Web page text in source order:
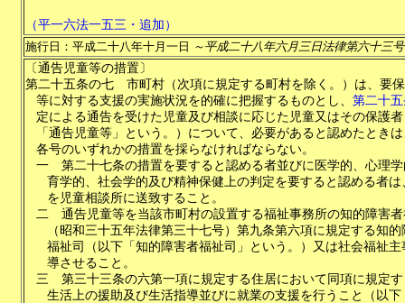
（平一六法一五三・追加）
施行日：平成二十八年十月一日 ～平成二十八年六月三日法律第六十三
〔通告児童等の措置〕
第二十五条の七
市町村（次項に規定する町村を除く。）は、要
等に対する支援の実施状況を的確に把握するものとし、 第二十五
定による通告を受けた児童及び相談に応じた児童又はその保護
「通告児童等」という。）について、必要があると認めたとき
各号のいずれかの措置を採らなければならない。
一
第二十七条の措置を要すると認める者並びに医学的、心理
育学的、社会学的及び精神保健上の判定を要すると認める者は
を児童相談所に送致すること。
二
通告児童等を当該市町村の設置する福祉事務所の知的障害
（昭和三十五年法律第三十七号）第九条第六項に規定する知的
福祉司（以下「知的障害者福祉司」という。）又は社会福祉主
導させること。
三
第三十三条の六第一項に規定する住居において同項に規定
生活上の援助及び生活指導並びに就業の支援を行うこと（以下